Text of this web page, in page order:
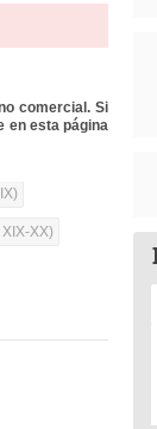
comercial. Si
en esta página
XX)